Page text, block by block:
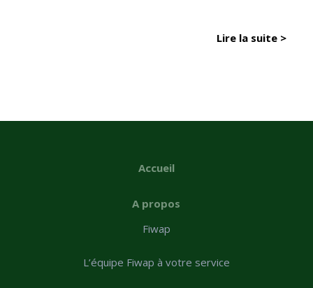
Lire la suite >
Accueil
A propos
Fiwap
L’équipe Fiwap à votre service